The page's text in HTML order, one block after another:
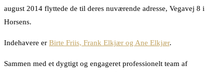
august 2014 flyttede de til deres nuværende adresse, Vegavej 8 i
Horsens.
Indehavere er Birte Friis, Frank Elkjær og Ane Elkjær.
Sammen med et dygtigt og engageret professionelt team af